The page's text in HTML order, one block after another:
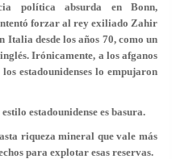
política absurda en Bonn,
forzar al rey exiliado Zahir
Italia desde los años 70, como un
Irónicamente, a los afganos
estadounidenses lo empujaron
estadounidense es basura.
riqueza mineral que vale más
para explotar esas reservas.